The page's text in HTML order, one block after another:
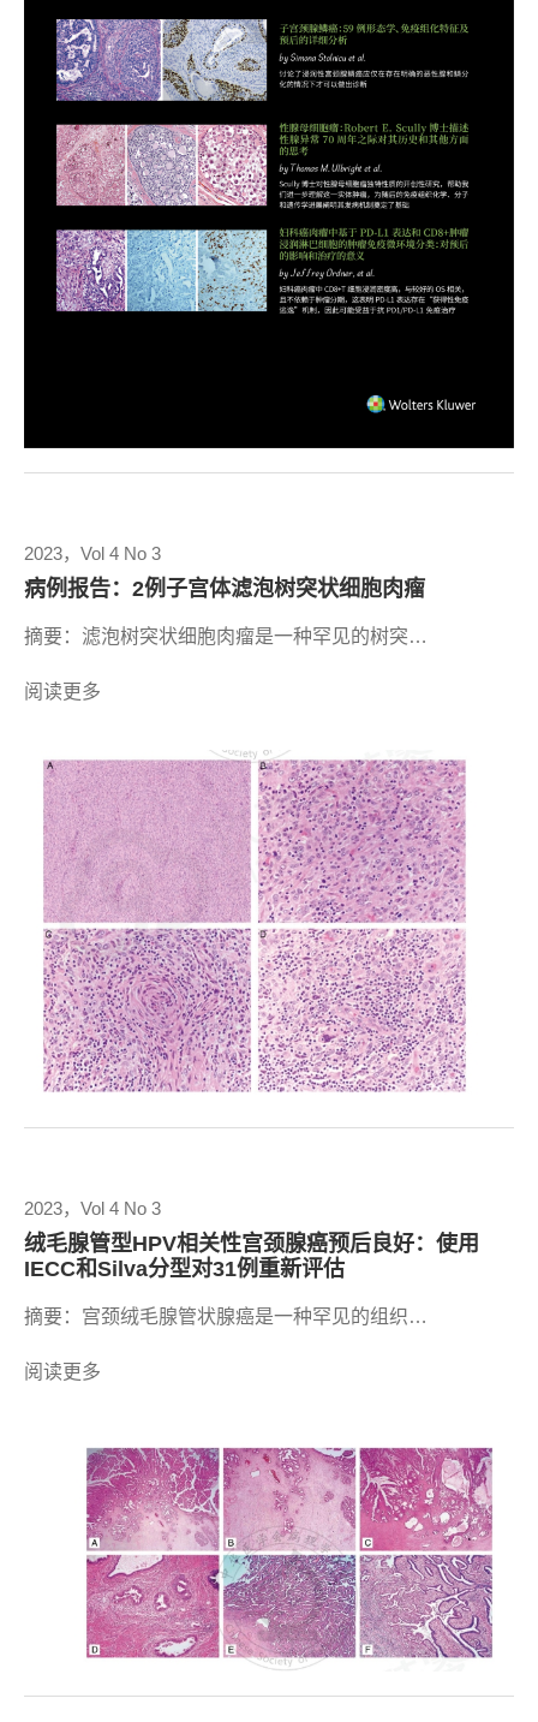
2023，Vol 4 No 3
病例报告：2例子宫体滤泡树突状细胞肉瘤
摘要：滤泡树突状细胞肉瘤是一种罕见的树突…
阅读更多
2023，Vol 4 No 3
绒毛腺管型HPV相关性宫颈腺癌预后良好：使用
IECC和Silva分型对31例重新评估
摘要：宫颈绒毛腺管状腺癌是一种罕见的组织…
阅读更多